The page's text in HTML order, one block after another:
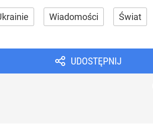
Wiadomości Świat
UDOSTĘPNIJ